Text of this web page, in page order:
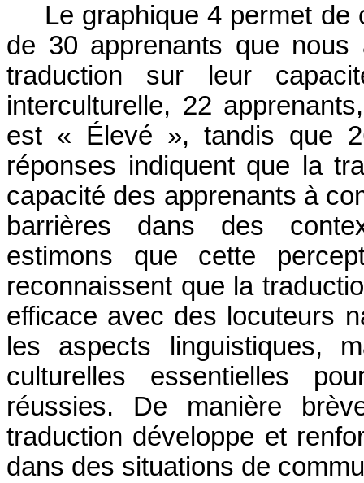
Le graphique 4 permet
de 30 apprenants que
traduction sur leur
interculturelle, 22
est « Élevé », tandis que
réponses indiquent que la
capacité des apprenants à
barrières dans des
estimons que cette
reconnaissent que la
efficace avec des locuteurs
les aspects linguistiques,
culturelles essentielles
réussies. De manière
traduction développe et
dans des situations de